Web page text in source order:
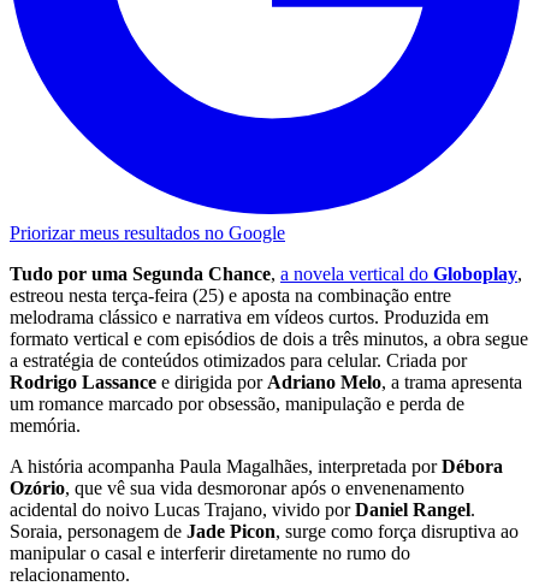
Priorizar meus resultados no Google
Tudo por uma Segunda Chance, a novela vertical do Globoplay,
estreou nesta terça-feira (25) e aposta na combinação entre
melodrama clássico e narrativa em vídeos curtos. Produzida em
formato vertical e com episódios de dois a três minutos, a obra segue
a estratégia de conteúdos otimizados para celular. Criada por
Rodrigo Lassance e dirigida por Adriano Melo, a trama apresenta
um romance marcado por obsessão, manipulação e perda de
memória.
A história acompanha Paula Magalhães, interpretada porDébora
Ozório, que vê sua vida desmoronar após o envenenamento
acidental do noivo Lucas Trajano, vivido porDaniel Rangel.
Soraia, personagem de Jade Picon, surge como força disruptiva ao
manipular o casal e interferir diretamente no rumo do
relacionamento.